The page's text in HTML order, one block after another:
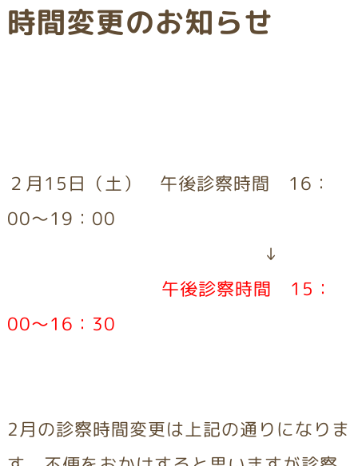
時間変更のお知らせ
２月15日（土） 午後診察時間 16：
00～19：00
↓
午後診察時間 15：
00～16：30
2月の診察時間変更は上記の通りになりま